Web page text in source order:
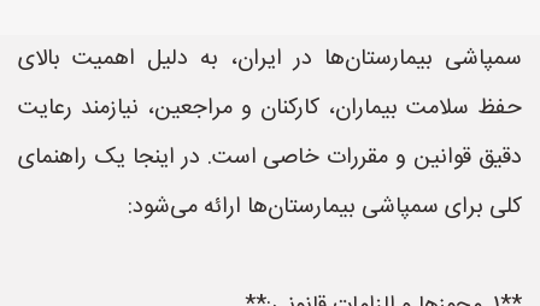
سمپاشی بیمارستان‌ها در ایران، به دلیل اهمیت بالای
حفظ سلامت بیماران، کارکنان و مراجعین، نیازمند رعایت
دقیق قوانین و مقررات خاصی است. در اینجا یک راهنمای
کلی برای سمپاشی بیمارستان‌ها ارائه می‌شود: